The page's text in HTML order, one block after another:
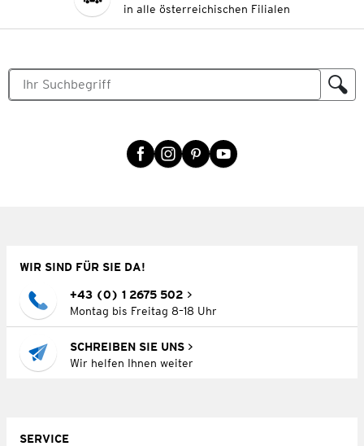
in alle österreichischen Filialen
WIR SIND FÜR SIE DA!
+43 (0) 1 2675 502
Montag bis Freitag 8–18 Uhr
SCHREIBEN SIE UNS
Wir helfen Ihnen weiter
SERVICE